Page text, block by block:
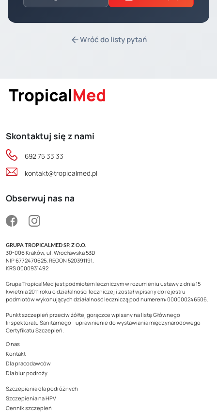
Wróć do listy pytań
Skontaktuj się z nami
692 75 33 33
kontakt@tropicalmed.pl
Obserwuj nas na
GRUPA TROPICALMED SP. Z O.O.
30-006 Kraków, ul. Wrocławska 53D
NIP 6772470625, REGON 520391191,
KRS 0000931492
Grupa TropicalMed jest podmiotem leczniczym w rozumieniu ustawy z dnia 15
kwietnia 2011 roku o działalności leczniczej i został wpisany do rejestru
podmiotów wykonujących działalność leczniczą pod numerem: 000000246506.
Punkt szczepień przeciw żółtej gorączce wpisany na listę Głównego
Inspektoratu Sanitarnego - uprawnienie do wystawiania międzynarodowego
Certyfikatu Szczepień.
O nas
Kontakt
Dla pracodawców
Dla biur podróży
Szczepienia dla podróżnych
Szczepienia na HPV
Cennik szczepień